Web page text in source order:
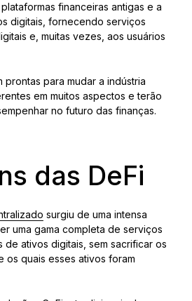
financeiras antigas e a
digitais, fornecendo serviços
e, muitas vezes, aos usuários
prontas para mudar a indústria
em muitos aspectos e terão
no futuro das finanças.
das DeFi
surgiu de uma intensa
uma gama completa de serviços
de ativos digitais, sem sacrificar os
os quais esses ativos foram